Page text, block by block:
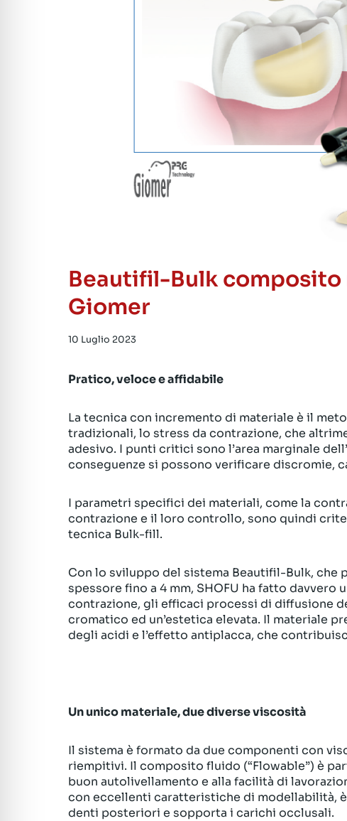
Beautifil-Bulk
Giomer
10 Luglio 2023
Pratico, veloce e affidabile
La tecnica con incremento di materiale è il
tradizionali, lo stress da contrazione, che
adesivo. I punti critici sono l’area marginale
conseguenze si possono verificare discromie,
I parametri specifici dei materiali, come la
contrazione e il loro controllo, sono quindi
tecnica Bulk-fill.
Con lo sviluppo del sistema Beautifil-Bulk, che
spessore fino a 4 mm, SHOFU ha fatto
contrazione, gli efficaci processi di diffusione
cromatico ed un’estetica elevata. Il materiale
degli acidi e l’effetto antiplacca, che
Un unico materiale, due diverse viscosità
Il sistema è formato da due componenti con
riempitivi. Il composito fluido (“Flowable”) è
buon autolivellamento e alla facilità di
con eccellenti caratteristiche di modellabilità,
denti posteriori e sopporta i carichi occlusali.